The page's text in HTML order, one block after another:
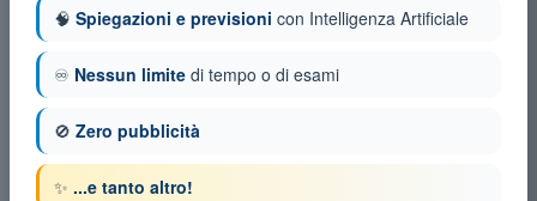
🧠 Spiegazioni e previsioni con Intelligenza Artificiale
♾️ Nessun limite di tempo o di esami
🚫 Zero pubblicità
✨ ...e tanto altro!